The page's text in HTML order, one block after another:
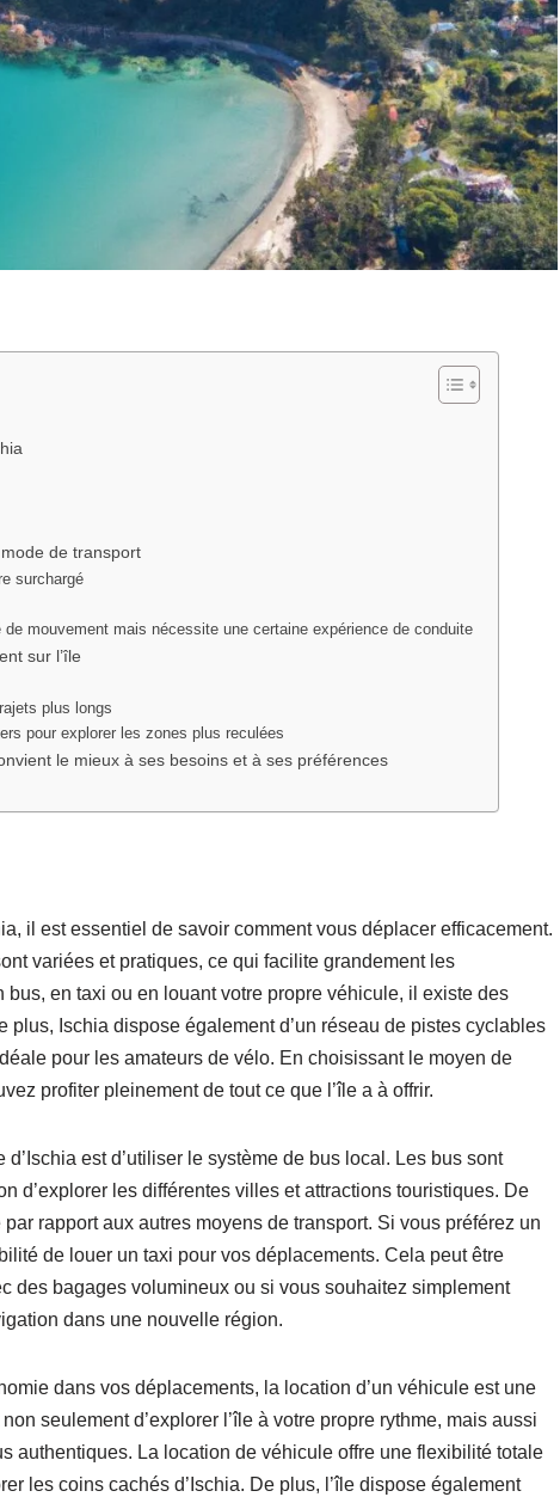
de transport
surchargé
mouvement mais nécessite une certaine expérience de conduite
sur l’île
plus longs
pour explorer les zones plus reculées
le mieux à ses besoins et à ses préférences
il est essentiel de savoir comment vous déplacer efficacement.
variées et pratiques, ce qui facilite grandement les
en taxi ou en louant votre propre véhicule, il existe des
Ischia dispose également d’un réseau de pistes cyclables
pour les amateurs de vélo. En choisissant le moyen de
profiter pleinement de tout ce que l’île a à offrir.
est d’utiliser le système de bus local. Les bus sont
d’explorer les différentes villes et attractions touristiques. De
rapport aux autres moyens de transport. Si vous préférez un
de louer un taxi pour vos déplacements. Cela peut être
des bagages volumineux ou si vous souhaitez simplement
dans une nouvelle région.
dans vos déplacements, la location d’un véhicule est une
seulement d’explorer l’île à votre propre rythme, mais aussi
authentiques. La location de véhicule offre une flexibilité totale
les coins cachés d’Ischia. De plus, l’île dispose également